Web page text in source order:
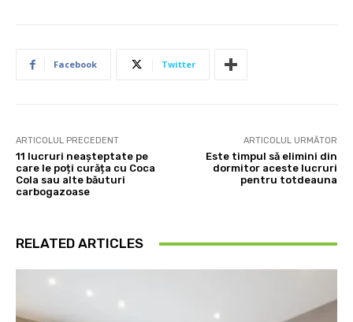
Facebook Twitter
ARTICOLUL PRECEDENT
11 lucruri neașteptate pe
care le poți curăța cu Coca
Cola sau alte băuturi
carbogazoase
ARTICOLUL URMĂTOR
Este timpul să elimini din
dormitor aceste lucruri
pentru totdeauna
RELATED ARTICLES